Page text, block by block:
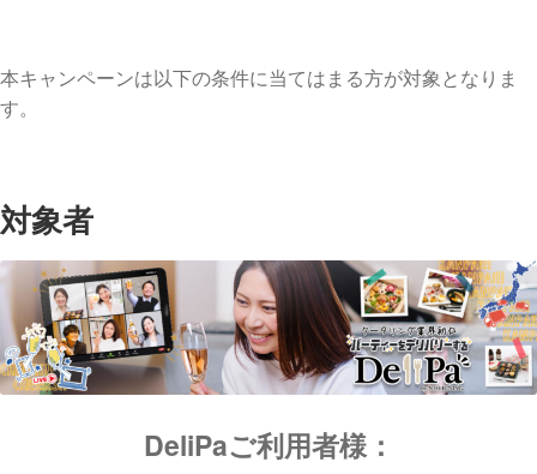
本キャンペーンは以下の条件に当てはまる方が対象となりま
す。
対象者
DeliPaご利用者様：